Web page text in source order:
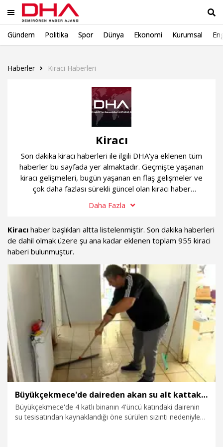
Gündem Politika Spor Dünya Ekonomi Kurumsal
Haberler Kiraci Haberleri
Kiracı
Son dakika kiracı haberleri ile ilgili DHA'ya eklenen tüm
haberler bu sayfada yer almaktadır. Geçmişte yaşanan
kiracı gelişmeleri, bugün yaşanan en flaş gelişmeler ve
çok daha fazlası sürekli güncel olan kiracı haber
Daha Fazla
Kiracı haber başlıkları altta listelenmiştir. Son dakika haberleri
de dahil olmak üzere şu ana kadar eklenen toplam 955 kiraci
haberi bulunmuştur.
Büyükçekmece'de daireden akan su alt kattaki eve sızdı: 3 aydır çekpasla temizliyoruz
Büyükçekmece'de 4 katlı binanın 4'üncü katındaki dairenin
su tesisatından kaynaklandığı öne sürülen sızıntı nedeniyle